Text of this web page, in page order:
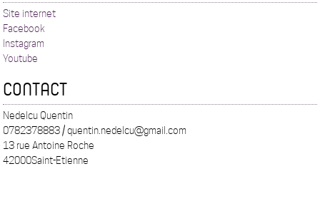
Site internet
Facebook
Instagram
Youtube
CONTACT
Nedelcu Quentin
0782378883 / quentin.nedelcu@gmail.com
13 rue Antoine Roche
42000Saint-Etienne